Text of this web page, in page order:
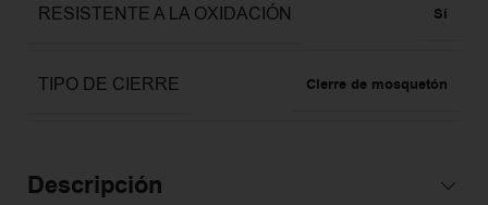
RESISTENTE A LA OXIDACIÓN Sí
TIPO DE CIERRE Cierre de mosquetón
Descripción